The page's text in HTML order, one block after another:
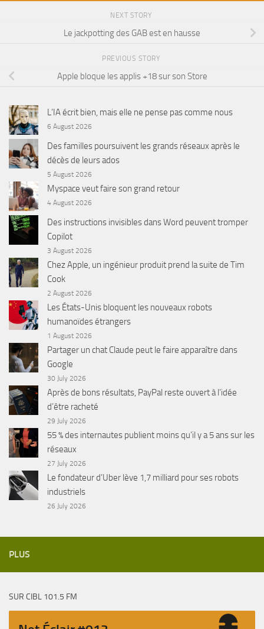
NEXT STORY
Le jackpotting des GAB est en hausse
PREVIOUS STORY
Apple bloque les applis +18 sur son Store
L’IA écrit bien, mais elle ne pense pas comme nous
6 August 2026
Des familles poursuivent les grands réseaux après le
décès de leurs ados
5 August 2026
Myspace veut faire son grand retour
4 August 2026
Des instructions invisibles dans Word peuvent tromper
Copilot
3 August 2026
Chez Apple, un ingénieur produit prend la suite de Tim
Cook
2 August 2026
Les États-Unis bloquent les nouveaux robots
humanoïdes étrangers
1 August 2026
Partager un chat Claude peut le faire apparaître dans
Google
30 July 2026
Après de bons résultats, PayPal reste ouvert à l’idée
d’être racheté
29 July 2026
55 % des internautes publient moins qu’il y a 5 ans sur les
réseaux
27 July 2026
Le fondateur d’Uber lève 1,7 milliard pour ses robots
industriels
26 July 2026
PLUS
SUR CIBL 101.5 FM